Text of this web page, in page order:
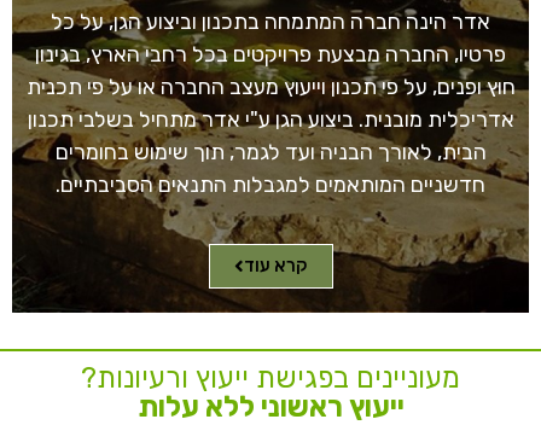
אדר הינה חברה המתמחה בתכנון וביצוע הגן, על כל
פרטיו, החברה מבצעת פרויקטים בכל רחבי הארץ, בגינון
חוץ ופנים, על פי תכנון וייעוץ מעצב החברה או על פי תכנית
אדריכלית מובנית. ביצוע הגן ע"י אדר מתחיל בשלבי תכנון
הבית, לאורך הבניה ועד לגמר, תוך שימוש בחומרים
חדשניים המותאמים למגבלות התנאים הסביבתיים.
קרא עוד
מעוניינים בפגישת ייעוץ ורעיונות?
ייעוץ ראשוני ללא עלות